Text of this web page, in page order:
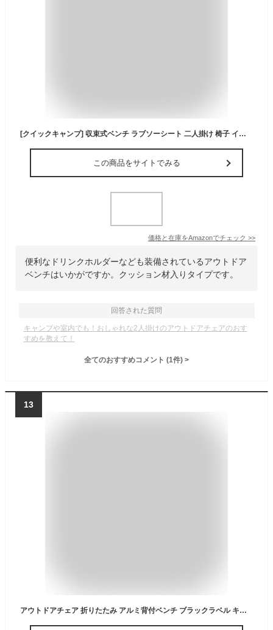
[クイックキャンプ] 収束式ベンチ ラブソーシート 二人掛け 椅子 イス チェア ベンチ コンパクト ドリンクホルダー付き ピクニック バーベキュー 屋外 ベランダ サンドベージュ
この商品をサイトでみる
価格と在庫をAmazonでチェック >>
便利なドリンクホルダーなども装備されているアウトドア
ベンチはいかがですか。クッション材入りタイプです。
回答された質問
キャンプや室内でも！おしゃれな2人掛けのアウトドアチェアのおす
すめを教えて！
全てのおすすめコメント (1件) >
13
アウトドアチェア 折りたたみ アルミ背付ベンチ ブラックラベル キャプテンスタッグ （ 送料無料 CAPTAIN STAG アウトドア 椅子 2人 チェア 2人掛け ベンチ キャンプ バーベキュー おしゃれ ブラック 黒 背もたれ付き ） 【3980円以上送料無料】